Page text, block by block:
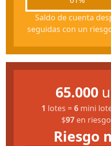
Saldo de cuenta
seguidas con un
65.000
1 lotes =6 mini
$97 en riesgo
Riesgo